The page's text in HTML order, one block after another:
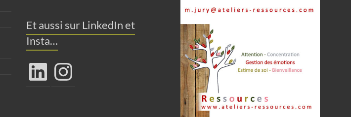
Et aussi sur LinkedIn et
Insta…
LinkedIn Instagram